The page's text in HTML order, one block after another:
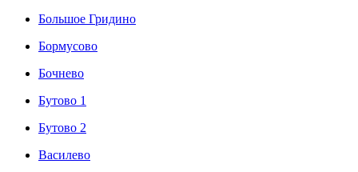
Большое Гридино
Бормусово
Бочнево
Бутово 1
Бутово 2
Василево